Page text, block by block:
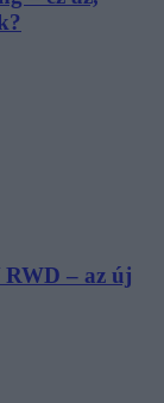
RWD – az új